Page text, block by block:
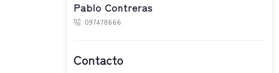
Pablo Contreras
097478666
Contacto